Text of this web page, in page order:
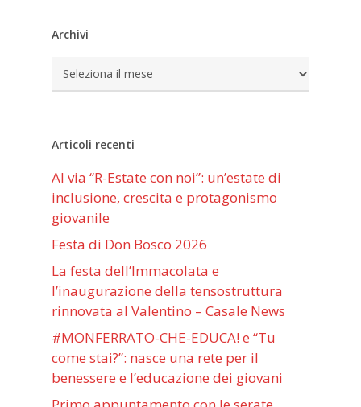
Archivi
Archivi
Articoli recenti
Al via “R-Estate con noi”: un’estate di
inclusione, crescita e protagonismo
giovanile
Festa di Don Bosco 2026
La festa dell’Immacolata e
l’inaugurazione della tensostruttura
rinnovata al Valentino – Casale News
#MONFERRATO-CHE-EDUCA! e “Tu
come stai?”: nasce una rete per il
benessere e l’educazione dei giovani